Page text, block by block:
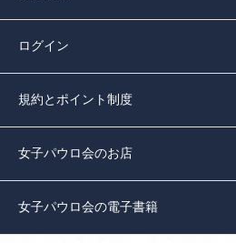
ログイン
規約とポイント制度
女子パウロ会のお店
女子パウロ会の電子書籍